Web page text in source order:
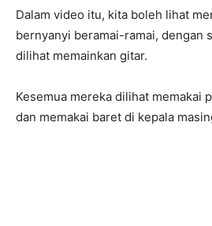
Dalam video itu, kita boleh lihat
bernyanyi beramai-ramai, dengan
dilihat memainkan gitar.
Kesemua mereka dilihat memakai
dan memakai baret di kepala